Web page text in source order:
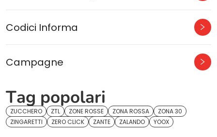
Codici Informa
Campagne
Tag popolari
ZUCCHERO ZTL ZONE ROSSE ZONA ROSSA
ZONA 30
ZINGARETTI
ZERO CLICK ZANTE ZALANDO YOOX